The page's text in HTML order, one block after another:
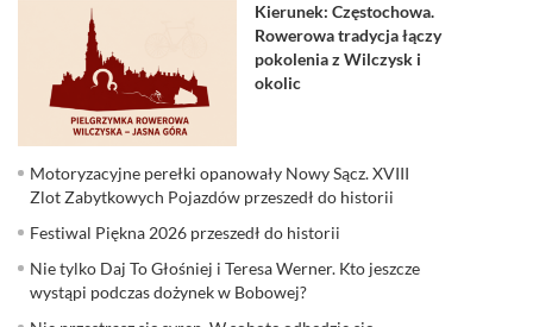
Kierunek: Częstochowa.
Rowerowa tradycja łączy
pokolenia z Wilczysk i
okolic
Motoryzacyjne perełki opanowały Nowy Sącz. XVIII
Zlot Zabytkowych Pojazdów przeszedł do historii
Festiwal Piękna 2026 przeszedł do historii
Nie tylko Daj To Głośniej i Teresa Werner. Kto jeszcze
wystąpi podczas dożynek w Bobowej?